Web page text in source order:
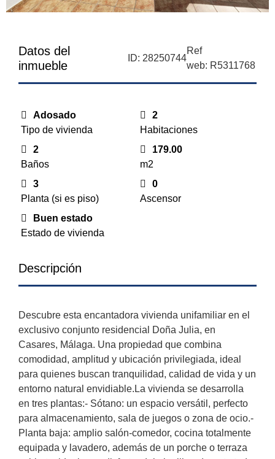
Datos del
inmueble
ID: 28250744
Ref
web: R5311768
Adosado
Tipo de vivienda
2
Habitaciones
2
Baños
179.00
m2
3
Planta (si es piso)
0
Ascensor
Buen estado
Estado de vivienda
Descripción
Descubre esta encantadora vivienda unifamiliar en el
exclusivo conjunto residencial Doña Julia, en
Casares, Málaga. Una propiedad que combina
comodidad, amplitud y ubicación privilegiada, ideal
para quienes buscan tranquilidad, calidad de vida y un
entorno natural envidiable.La vivienda se desarrolla
en tres plantas:- Sótano: un espacio versátil, perfecto
para almacenamiento, sala de juegos o zona de ocio.-
Planta baja: amplio salón-comedor, cocina totalmente
equipada y lavadero, además de un porche o terraza